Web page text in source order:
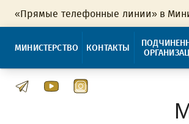
«Прямые телефонные линии» в
МИНИСТЕРСТВО КОНТАКТЫ